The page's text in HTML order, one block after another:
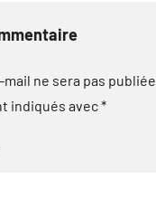
ne sera pas publiée.
indiqués avec*